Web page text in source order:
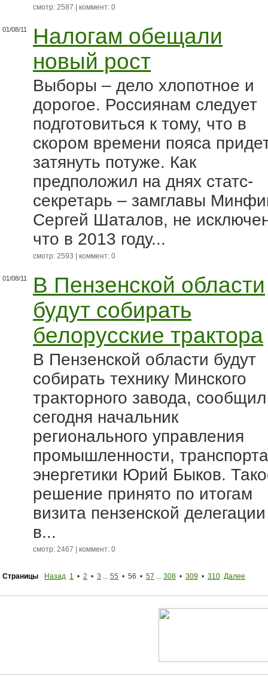
смотр: 2587 | коммент: 0
01/08/11
Налогам обещали
новый рост
Выборы – дело хлопотное и
дорогое. Россиянам следует
подготовиться к тому, что в
скором времени пояса
затянуть потуже. Как
предположил на днях статс-
секретарь – замглавы
Сергей Шаталов, не
что в 2013 году...
смотр: 2593 | коммент: 0
01/08/11
В Пензенской области
будут собирать
белорусские трактора
В Пензенской области будут
собирать технику Минского
тракторного завода, сообщил
сегодня начальник
регионального управления
промышленности,
энергетики Юрий Быков.
решение принято по итогам
визита пензенской делегации
в...
смотр: 2467 | коммент: 0
Страницы Назад 1 • 2 • 3 ... 55 • 56 • 57 ... 308 • 309 • 310 Далее